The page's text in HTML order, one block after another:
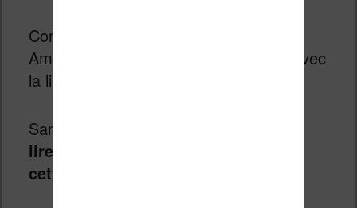
Comme toujours chez Kobo, le format
Amazon (AZW) n’est pas compatible avec
la liseuse.
Sans surprise,
lire de manière très confortable sur
cette Kobo Nia